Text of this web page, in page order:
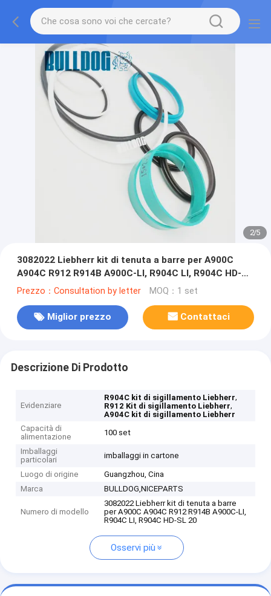
2/5
3082022 Liebherr kit di tenuta a barre per A900C
A904C R912 R914B A900C-LI, R904C LI, R904C HD-SL
2000 LI, R912HD-SL, R912 LC
Prezzo：Consultation by letter MOQ：1 set
Miglior prezzo Contattaci
Descrizione Di Prodotto
Evidenziare
R904C kit di sigillamento Liebherr,
R912 Kit di sigillamento Liebherr,
A904C kit di sigillamento Liebherr
Capacità di
alimentazione
100 set
Imballaggi
particolari
imballaggi in cartone
Luogo di origine
Guangzhou, Cina
Marca
BULLDOG,NICEPARTS
Numero di modello
3082022 Liebherr kit di tenuta a barre
per A900C A904C R912 R914B A900C-LI,
R904C LI, R904C HD-SL 20
Osservi più